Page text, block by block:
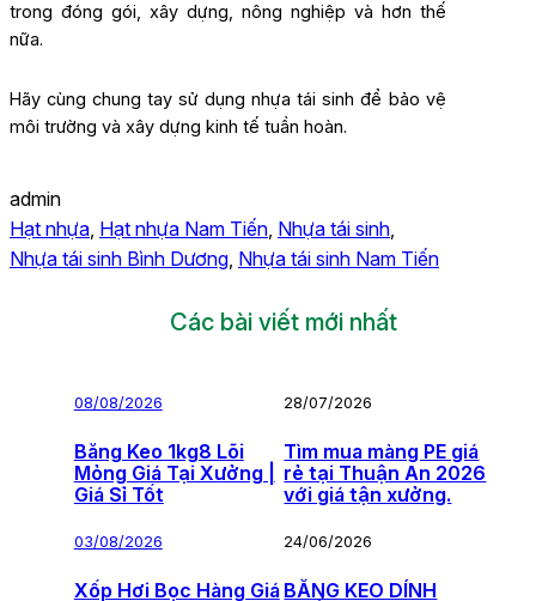
trong đóng gói, xây dựng, nông nghiệp và hơn thế
nữa.
Hãy cùng chung tay sử dụng nhựa tái sinh để bảo vệ
môi trường và xây dựng kinh tế tuần hoàn.
admin
Hạt nhựa, Hạt nhựa Nam Tiến, Nhựa tái sinh
Nhựa tái sinh Bình Dương, Nhựa tái sinh Nam Tiến
Các bài viết mới nhất
08/08/2026
Băng Keo 1kg8 Lõi
Mỏng Giá Tại Xưởng |
Giá Sỉ Tốt
03/08/2026
Xốp Hơi Bọc Hàng Giá
28/07/2026
Tìm mua màng PE giá
rẻ tại Thuận An 2026
với giá tận xưởng.
24/06/2026
BĂNG KEO DÍNH